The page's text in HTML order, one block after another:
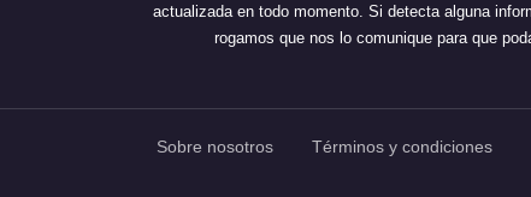
actualizada en todo momento. Si detecta alguna
rogamos que nos lo comunique para que
Sobre nosotros Términos y condiciones